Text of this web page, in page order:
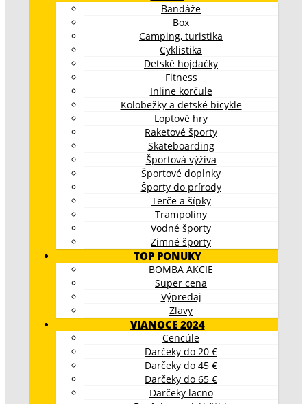
Bandáže
Box
Camping, turistika
Cyklistika
Detské hojdačky
Fitness
Inline korčule
Kolobežky a detské bicykle
Loptové hry
Raketové športy
Skateboarding
Športová výživa
Športové doplnky
Športy do prírody
Terče a šípky
Trampolíny
Vodné športy
Zimné športy
TOP PONUKY
BOMBA AKCIE
Super cena
Výpredaj
Zľavy
VIANOCE 2024
Cencúle
Darčeky do 20 €
Darčeky do 45 €
Darčeky do 65 €
Darčeky lacno